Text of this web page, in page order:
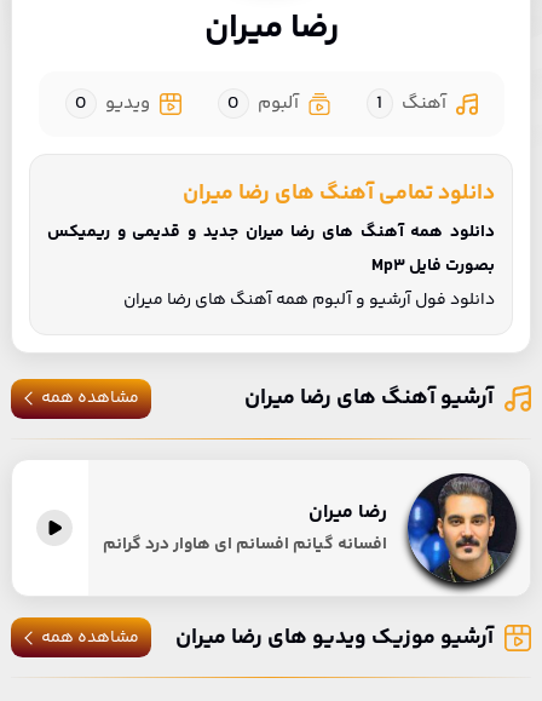
رضا میران
آهنگ 1 آلبوم 0 ویدیو 0
دانلود تمامی آهنگ های رضا میران
دانلود همه آهنگ های رضا میران جدید و قدیمی و ریمیکس
بصورت فایل Mp3
دانلود فول آرشیو و آلبوم همه آهنگ های رضا میران
آرشیو آهنگ های رضا میران مشاهده همه
رضا میران
افسانه گیانم افسانم ای هاوار درد گرانم
آرشیو موزیک ویدیو های رضا میران مشاهده همه